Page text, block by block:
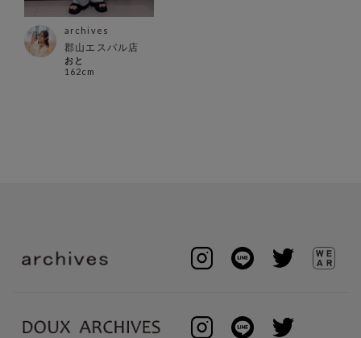
archives
郡山エスパル店
おと
162cm